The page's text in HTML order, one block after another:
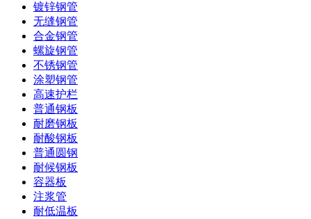
镀锌钢管
无缝钢管
合金钢管
螺旋钢管
不锈钢管
涂塑钢管
高速护栏
普通钢板
耐磨钢板
耐酸钢板
普通圆钢
耐候钢板
容器板
注浆管
耐低温板